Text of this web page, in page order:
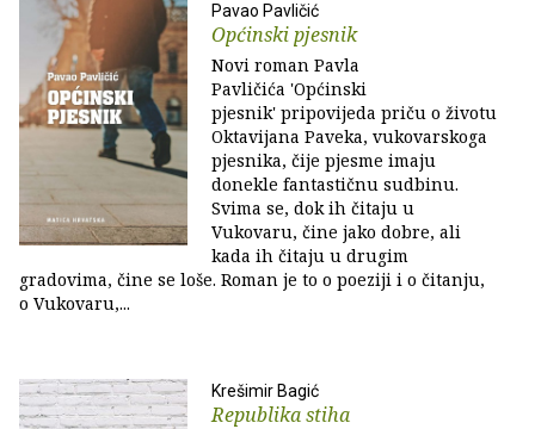
Pavao Pavličić
Općinski pjesnik
Novi roman Pavla
Pavličića 'Općinski
pjesnik' pripovijeda priču o životu
Oktavijana Paveka, vukovarskoga
pjesnika, čije pjesme imaju
donekle fantastičnu sudbinu.
Svima se, dok ih čitaju u
Vukovaru, čine jako dobre, ali
kada ih čitaju u drugim
gradovima, čine se loše. Roman je to o poeziji i o čitanju,
o Vukovaru,...
Krešimir Bagić
Republika stiha